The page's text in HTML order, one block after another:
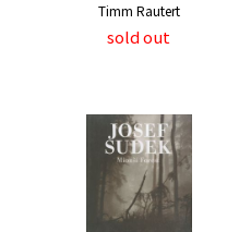
Timm Rautert
sold out